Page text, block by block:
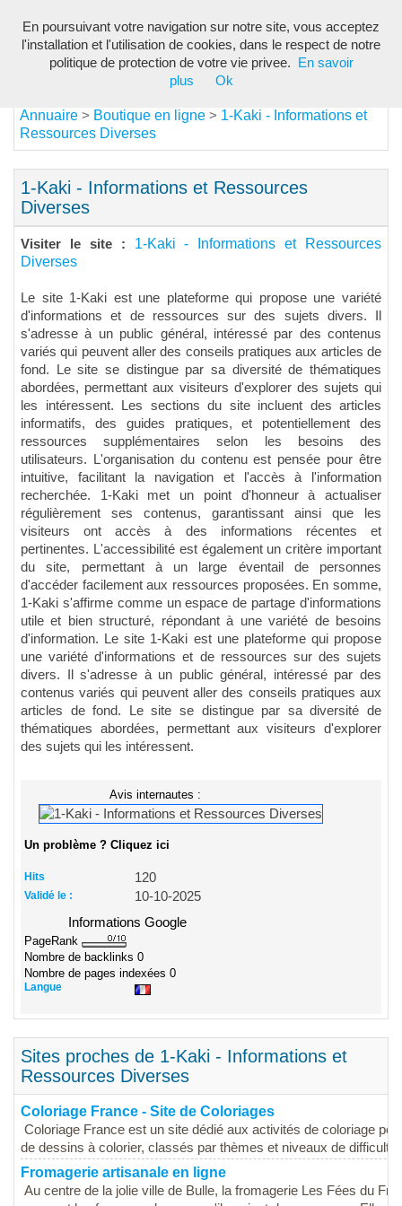
Annuaire > Boutique en ligne > 1-Kaki - Informations et
Ressources Diverses
1-Kaki - Informations et Ressources
Diverses
Visiter le site : 1-Kaki - Informations et Ressources
Diverses
Le site 1-Kaki est une plateforme qui propose une variété
d'informations et de ressources sur des sujets divers. Il
s'adresse à un public général, intéressé par des contenus
variés qui peuvent aller des conseils pratiques aux articles de
fond. Le site se distingue par sa diversité de thématiques
abordées, permettant aux visiteurs d'explorer des sujets qui
les intéressent. Les sections du site incluent des articles
informatifs, des guides pratiques, et potentiellement des
ressources supplémentaires selon les besoins des
utilisateurs. L'organisation du contenu est pensée pour être
intuitive, facilitant la navigation et l'accès à l'information
recherchée. 1-Kaki met un point d'honneur à actualiser
régulièrement ses contenus, garantissant ainsi que les
visiteurs ont accès à des informations récentes et
pertinentes. L'accessibilité est également un critère important
du site, permettant à un large éventail de personnes
d'accéder facilement aux ressources proposées. En somme,
1-Kaki s'affirme comme un espace de partage d'informations
utile et bien structuré, répondant à une variété de besoins
d'information. Le site 1-Kaki est une plateforme qui propose
une variété d'informations et de ressources sur des sujets
divers. Il s'adresse à un public général, intéressé par des
contenus variés qui peuvent aller des conseils pratiques aux
articles de fond. Le site se distingue par sa diversité de
thématiques abordées, permettant aux visiteurs d'explorer
des sujets qui les intéressent.
Avis internautes :
Un problème ? Cliquez ici
Hits 120
Validé le :
10-10-2025
Informations Google
PageRank
Nombre de backlinks 0
Nombre de pages indexées 0
Langue
Sites proches de 1-Kaki - Informations et
Ressources Diverses
Coloriage France - Site de Coloriages
Coloriage France est un site dédié aux activités de coloriage
de dessins à colorier, classés par thèmes et niveaux de
Fromagerie artisanale en ligne
Au centre de la jolie ville de Bulle, la fromagerie Les Fées du
En poursuivant votre navigation sur notre site, vous acceptez
l'installation et l'utilisation de cookies, dans le respect de notre
politique de protection de votre vie privee.
En savoir
plus
Ok